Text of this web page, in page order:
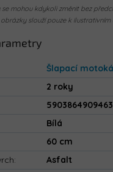
mohou kdykoli změnit bez
slouží pouze k ilustrativním
Šlapací
2 roky
5903864909463
Bílá
60 cm
:
Asfalt